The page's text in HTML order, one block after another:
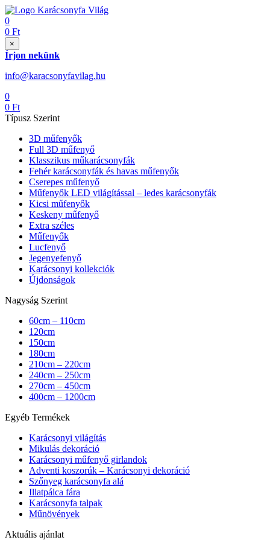
0
0 Ft
×
Írjon nekünk
info@karacsonyfavilag.hu
0
0 Ft
Típusz Szerint
3D műfenyők
Full 3D műfenyő
Klasszikus műkarácsonyfák
Fehér karácsonyfák és havas műfenyők
Cserepes műfenyő
Műfenyők LED világítással – ledes karácsonyfák
Kicsi műfenyők
Keskeny műfenyő
Extra széles
Műfenyők
Lucfenyő
Jegenyefenyő
Karácsonyi kollekciók
Újdonságok
Nagyság Szerint
60cm – 110cm
120cm
150cm
180cm
210cm – 220cm
240cm – 250cm
270cm – 450cm
400cm – 1200cm
Egyéb Termékek
Karácsonyi világítás
Mikulás dekoráció
Karácsonyi műfenyő girlandok
Adventi koszorúk – Karácsonyi dekoráció
Szőnyeg karácsonyfa alá
Illatpálca fára
Karácsonyfa talpak
Műnövények
Aktuális ajánlat